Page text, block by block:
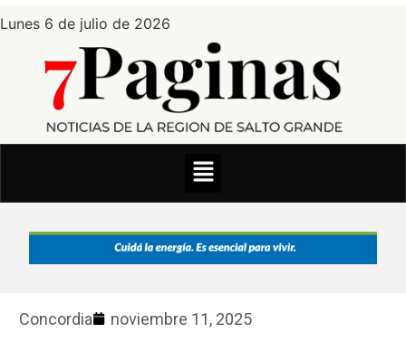
Lunes 6 de julio de 2026
Concordia noviembre 11, 2025